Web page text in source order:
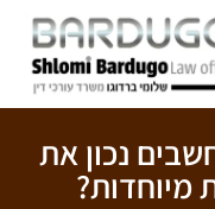
נכון את